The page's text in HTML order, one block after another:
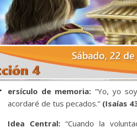
ersículo de memoria: “Yo, yo
acordaré de tus pecados.” (Isaías
Idea Central: “Cuando la